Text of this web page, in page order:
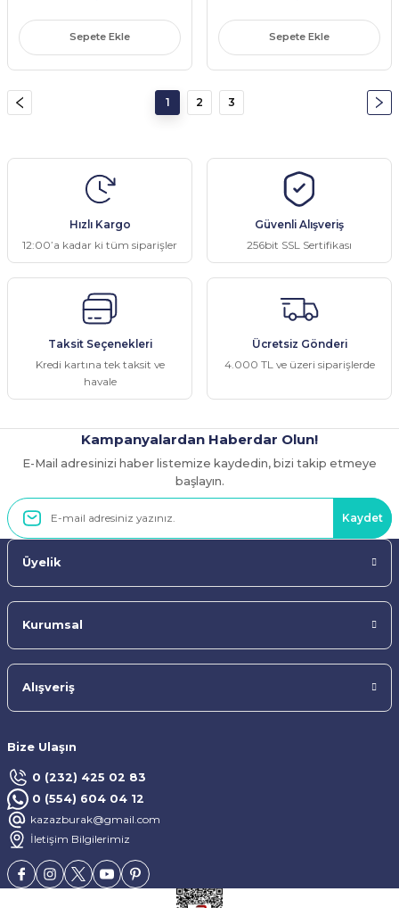
Sepete Ekle Sepete Ekle
1 2 3
Hızlı Kargo
12:00’a kadar ki tüm siparişler
Güvenli Alışveriş
256bit SSL Sertifikası
Taksit Seçenekleri
Kredi kartına tek taksit ve
havale
Ücretsiz Gönderi
4.000 TL ve üzeri siparişlerde
Kampanyalardan Haberdar Olun!
E-Mail adresinizi haber listemize kaydedin, bizi takip etmeye
başlayın.
Kaydet
Üyelik
Kurumsal
Alışveriş
Bize Ulaşın
0 (232) 425 02 83
0 (554) 604 04 12
kazazburak@gmail.com
İletişim Bilgilerimiz